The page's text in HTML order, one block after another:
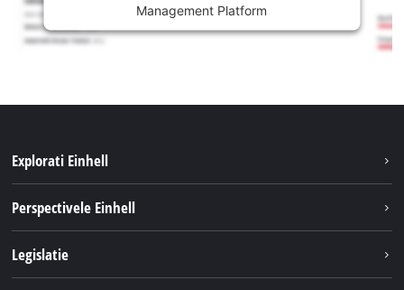
Management Platform
Explorati Einhell
Sistemul de acumulatori
Perspectivele Einhell
Legislatie